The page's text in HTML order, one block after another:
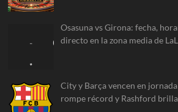
Osasuna vs Girona: fecha,
directo en la zona media de
City y Barça vencen en
rompe récord y Rashford